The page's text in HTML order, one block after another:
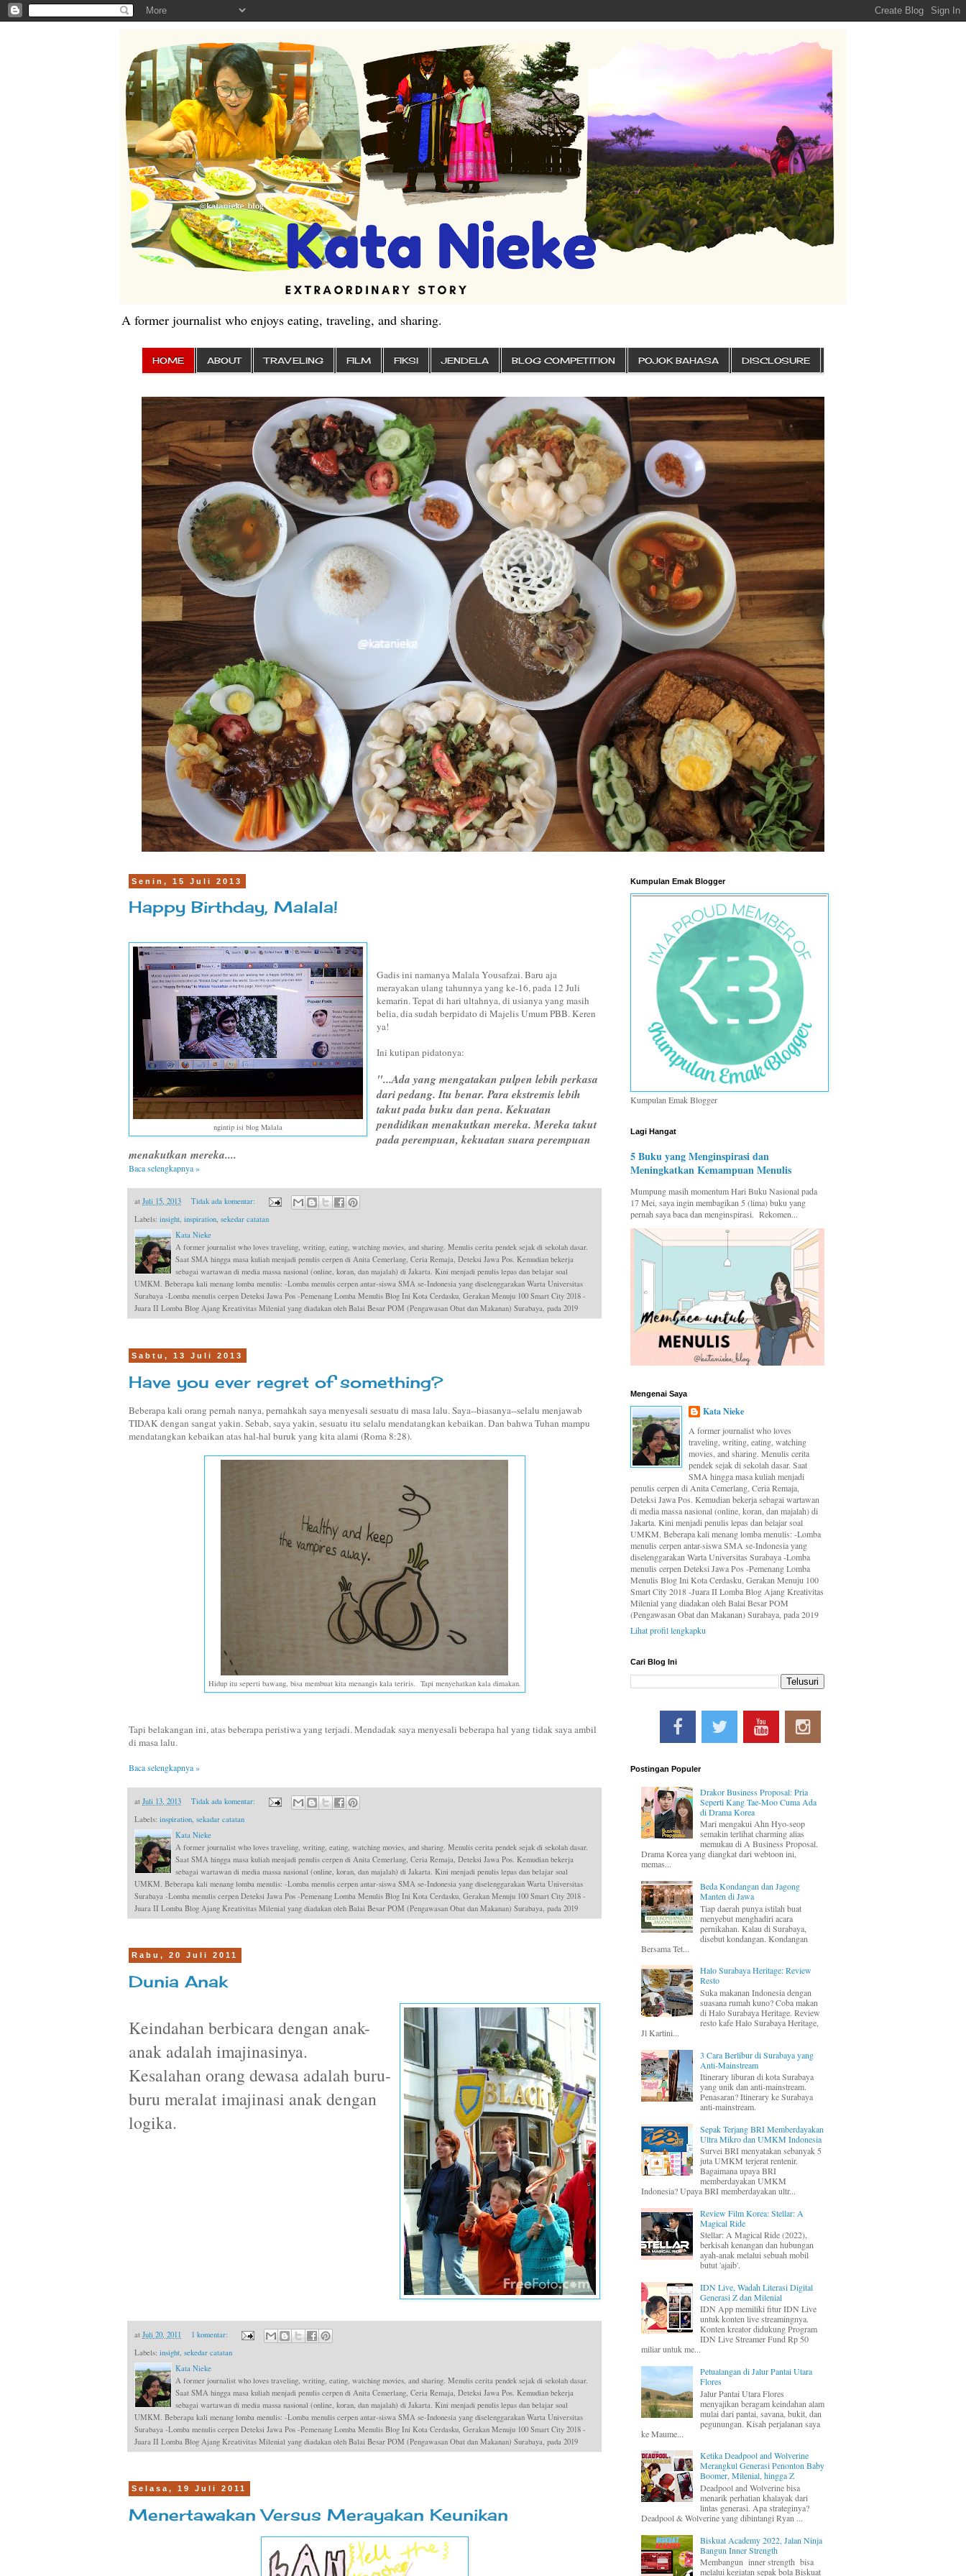
A former journalist who enjoys eating, traveling, and sharing.
HOME ABOUT TRAVELING FILM FIKSI JENDELA BLOG COMPETITION POJOK BAHASA DISCLOSURE
Senin, 15 Juli 2013
Happy Birthday, Malala!
ngintip isi blog Malala
Gadis ini namanya Malala Yousafzai. Baru aja
merayakan ulang tahunnya yang ke-16, pada 12 Juli
kemarin. Tepat di hari ultahnya, di usianya yang masih
belia, dia sudah berpidato di Majelis Umum PBB. Keren
ya!
Ini kutipan pidatonya:
"...Ada yang mengatakan pulpen lebih perkasa
dari pedang. Itu benar. Para ekstremis lebih
takut pada buku dan pena. Kekuatan
pendidikan menakutkan mereka. Mereka takut
pada perempuan, kekuatan suara perempuan
menakutkan mereka....
Baca selengkapnya »
at Juli 15, 2013
Tidak ada komentar:
Labels: insight, inspiration, sekedar catatan
Kata Nieke
A former journalist who loves traveling, writing, eating, watching movies, and sharing. Menulis cerita pendek sejak di sekolah dasar.
Saat SMA hingga masa kuliah menjadi penulis cerpen di Anita Cemerlang, Ceria Remaja, Deteksi Jawa Pos. Kemudian bekerja
sebagai wartawan di media massa nasional (online, koran, dan majalah) di Jakarta. Kini menjadi penulis lepas dan belajar soal
UMKM. Beberapa kali menang lomba menulis: -Lomba menulis cerpen antar-siswa SMA se-Indonesia yang diselenggarakan Warta Universitas
Surabaya -Lomba menulis cerpen Deteksi Jawa Pos -Pemenang Lomba Menulis Blog Ini Kota Cerdasku, Gerakan Menuju 100 Smart City 2018 -
Juara II Lomba Blog Ajang Kreativitas Milenial yang diadakan oleh Balai Besar POM (Pengawasan Obat dan Makanan) Surabaya, pada 2019
Sabtu, 13 Juli 2013
Have you ever regret of something?
Beberapa kali orang pernah nanya, pernahkah saya menyesali sesuatu di masa lalu. Saya--biasanya--selalu menjawab
TIDAK dengan sangat yakin. Sebab, saya yakin, sesuatu itu selalu mendatangkan kebaikan. Dan bahwa Tuhan mampu
mendatangkan kebaikan atas hal-hal buruk yang kita alami (Roma 8:28).
Hidup itu seperti bawang, bisa membuat kita menangis kala teriris. Tapi menyehatkan kala dimakan.
Tapi belakangan ini, atas beberapa peristiwa yang terjadi. Mendadak saya menyesali beberapa hal yang tidak saya ambil
di masa lalu.
Baca selengkapnya »
at Juli 13, 2013
Tidak ada komentar:
Labels: inspiration sekadar catatan
Kata Nieke
A former journalist who loves traveling, writing, eating, watching movies, and sharing. Menulis cerita pendek sejak di sekolah dasar.
Saat SMA hingga masa kuliah menjadi penulis cerpen di Anita Cemerlang, Ceria Remaja, Deteksi Jawa Pos. Kemudian bekerja
sebagai wartawan di media massa nasional (online, koran, dan majalah) di Jakarta. Kini menjadi penulis lepas dan belajar soal
UMKM. Beberapa kali menang lomba menulis: -Lomba menulis cerpen antar-siswa SMA se-Indonesia yang diselenggarakan Warta Universitas
Surabaya -Lomba menulis cerpen Deteksi Jawa Pos -Pemenang Lomba Menulis Blog Ini Kota Cerdasku, Gerakan Menuju 100 Smart City 2018 -
Juara II Lomba Blog Ajang Kreativitas Milenial yang diadakan oleh Balai Besar POM (Pengawasan Obat dan Makanan) Surabaya, pada 2019
Rabu, 20 Juli 2011
Dunia Anak
Keindahan berbicara dengan anak-
anak adalah imajinasinya.
Kesalahan orang dewasa adalah buru-
buru meralat imajinasi anak dengan
logika.
at Juli 20, 2011
1 komentar:
Labels: insight sekedar catatan
Kata Nieke
A former journalist who loves traveling, writing, eating, watching movies, and sharing. Menulis cerita pendek sejak di sekolah dasar.
Saat SMA hingga masa kuliah menjadi penulis cerpen di Anita Cemerlang, Ceria Remaja, Deteksi Jawa Pos. Kemudian bekerja
sebagai wartawan di media massa nasional (online, koran, dan majalah) di Jakarta. Kini menjadi penulis lepas dan belajar soal
UMKM. Beberapa kali menang lomba menulis: -Lomba menulis cerpen antar-siswa SMA se-Indonesia yang diselenggarakan Warta Universitas
Surabaya -Lomba menulis cerpen Deteksi Jawa Pos -Pemenang Lomba Menulis Blog Ini Kota Cerdasku, Gerakan Menuju 100 Smart City 2018 -
Juara II Lomba Blog Ajang Kreativitas Milenial yang diadakan oleh Balai Besar POM (Pengawasan Obat dan Makanan) Surabaya, pada 2019
Selasa, 19 Juli 2011
Menertawakan Versus Merayakan Keunikan
Kumpulan Emak Blogger
Kumpulan Emak Blogger
Lagi Hangat
5 Buku yang Menginspirasi dan
Meningkatkan Kemampuan Menulis
Mumpung masih momentum Hari Buku Nasional pada
17 Mei, saya ingin membagikan 5 (lima) buku yang
pernah saya baca dan menginspirasi. Rekomen...
Mengenai Saya
Kata Nieke
A former journalist who loves
traveling, writing, eating, watching
movies, and sharing. Menulis cerita
pendek sejak di sekolah dasar. Saat
SMA hingga masa kuliah menjadi
penulis cerpen di Anita Cemerlang, Ceria Remaja,
Deteksi Jawa Pos. Kemudian bekerja sebagai wartawan
di media massa nasional (online, koran, dan majalah) di
Jakarta. Kini menjadi penulis lepas dan belajar soal
UMKM. Beberapa kali menang lomba menulis: -Lomba
menulis cerpen antar-siswa SMA se-Indonesia yang
diselenggarakan Warta Universitas Surabaya -Lomba
menulis cerpen Deteksi Jawa Pos -Pemenang Lomba
Menulis Blog Ini Kota Cerdasku, Gerakan Menuju 100
Smart City 2018 -Juara II Lomba Blog Ajang Kreativitas
Milenial yang diadakan oleh Balai Besar POM
(Pengawasan Obat dan Makanan) Surabaya, pada 2019
Lihat profil lengkapku
Cari Blog Ini
Postingan Populer
Drakor Business Proposal: Pria
Seperti Kang Tae-Moo Cuma Ada
di Drama Korea
Mari mengakui Ahn Hyo-seop
semakin terlihat charming alias
memukau di A Business Proposal.
Drama Korea yang diangkat dari webtoon ini,
memas...
Beda Kondangan dan Jagong
Manten di Jawa
Tiap daerah punya istilah buat
menyebut menghadiri acara
pernikahan. Kalau di Surabaya,
disebut kondangan. Kondangan
Bersama Tet...
Halo Surabaya Heritage: Review
Resto
Suka makanan Indonesia dengan
suasana rumah kuno? Coba makan
di Halo Surabaya Heritage. Review
resto kafe Halo Surabaya Heritage,
Jl Kartini...
3 Cara Berlibur di Surabaya yang
Anti-Mainstream
Itinerary liburan di kota Surabaya
yang unik dan anti-mainstream.
Penasaran? Itinerary ke Surabaya
anti-mainstream.
Sepak Terjang BRI Memberdayakan
Ultra Mikro dan UMKM Indonesia
Survei BRI menyatakan sebanyak 5
juta UMKM terjerat rentenir.
Bagaimana upaya BRI
memberdayakan UMKM
Indonesia? Upaya BRI memberdayakan ultr...
Review Film Korea: Stellar: A
Magical Ride
Stellar: A Magical Ride (2022),
berkisah kenangan dan hubungan
ayah-anak melalui sebuah mobil
butut 'ajaib'.
IDN Live, Wadah Literasi Digital
Generasi Z dan Milenial
IDN App memiliki fitur IDN Live
untuk konten live streamingnya.
Konten kreator didukung Program
IDN Live Streamer Fund Rp 50
miliar untuk me...
Petualangan di Jalur Pantai Utara
Flores
Jalur Pantai Utara Flores
menyajikan beragam keindahan alam
mulai dari pantai, savana, bukit, dan
pegunungan. Kisah perjalanan saya
ke Maume...
Ketika Deadpool and Wolverine
Merangkul Generasi Penonton Baby
Boomer, Milenial, hingga Z
Deadpool and Wolverine bisa
menarik perhatian khalayak dari
lintas generasi. Apa strateginya?
Deadpool & Wolverine yang dibintangi Ryan ...
Biskuat Academy 2022, Jalan Ninja
Bangun Inner Strength
Membangun inner strength bisa
melalui kegiatan sepak bola Biskuat